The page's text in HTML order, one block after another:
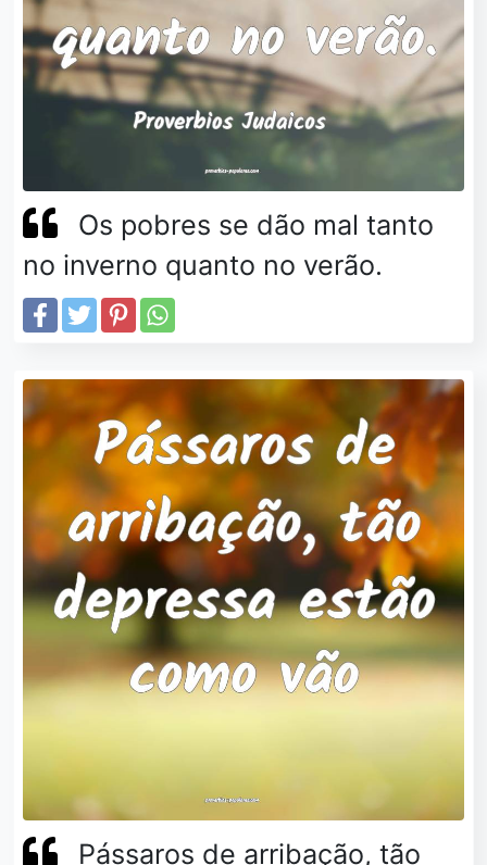
Os pobres se dão mal tanto
no inverno quanto no verão.
Pássaros de arribação, tão